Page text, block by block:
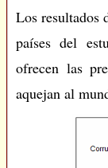
Los resultados
países del
ofrecen las
aquejan al